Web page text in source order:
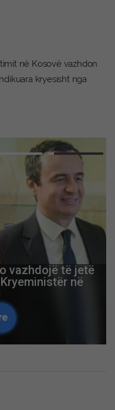
në Kosovë vazhdon
kryesisht nga
vazhdojë të jetë
në